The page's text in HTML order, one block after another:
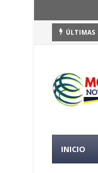
ÚLTIMAS
INICIO